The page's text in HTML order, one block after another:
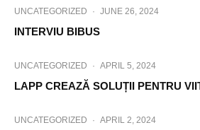
UNCATEGORIZED · JUNE 26, 2024
INTERVIU BIBUS
UNCATEGORIZED · APRIL 5, 2024
LAPP CREAZĂ SOLUȚII PENTRU
UNCATEGORIZED · APRIL 2, 2024